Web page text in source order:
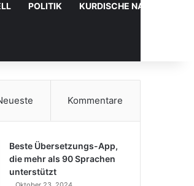
POLITIK KURDISCHE
Kommentare
Beste Übersetzungs-App,
die mehr als 90 Sprachen
unterstützt